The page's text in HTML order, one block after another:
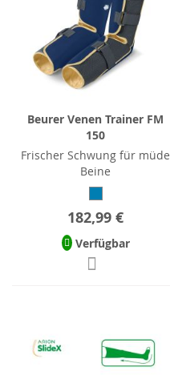
Beurer Venen Trainer FM
150
Frischer Schwung für müde
Beine
182,99 €
Verfügbar